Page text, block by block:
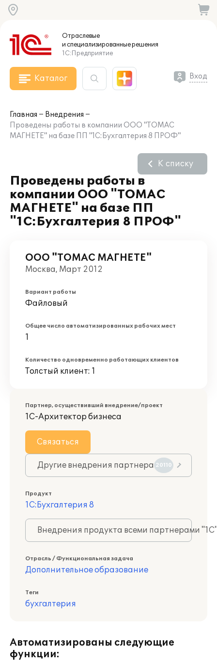
Отраслевые
и специализированныерешения
1С:Предприятие
Каталог Вход
Главная
Внедрения
Проведены работы в компании ООО "ТОМАС
МАГНЕТЕ" на базе ПП "1C:Бухгалтерия 8 ПРОФ"
Проведены работы в
компании ООО "ТОМАС
МАГНЕТЕ" на базе ПП
"1C:Бухгалтерия 8 ПРОФ"
К списку
ООО "ТОМАС МАГНЕТЕ"
Москва, Март 2012
Вариант работы
Файловый
Общее число автоматизированных рабочих мест
1
Количество одновременно работающих клиентов
Толстый клиент: 1
Партнер, осуществивший внедрение/проект
1С-Архитектор бизнеса
Связаться
Другие внедрения партнера 20110
Продукт
1С:Бухгалтерия 8
Внедрения продукта всеми партнерами
Отрасль / Функциональная задача
Дополнительное образование
Теги
бухгалтерия
Автоматизированы следующие
функции: